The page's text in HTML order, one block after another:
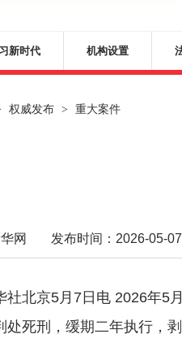
新时代 机构设置
权威发布 > 重大案件
网 发布时间：2026-05-
京5月7日电 2026年5月
处死刑，缓期二年执行，